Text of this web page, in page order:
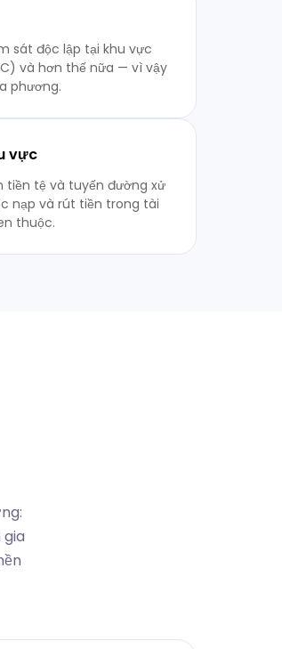
sát độc lập tại khu vực
và hơn thế nữa — vì vậy
phương.
vực
tệ và tuyến đường xử
nạp và rút tiền trong tài
thuộc.